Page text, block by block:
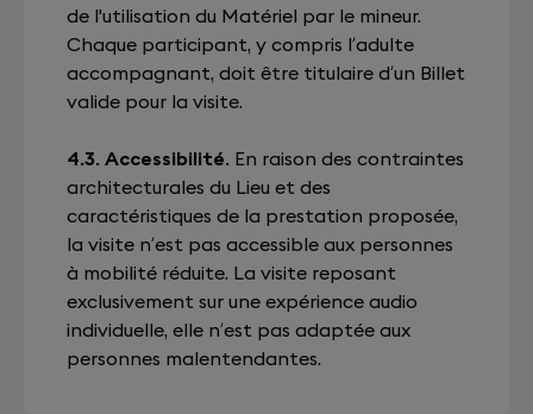
de l'utilisation du Matériel par le mineur.
Chaque participant, y compris l’adulte
accompagnant, doit être titulaire d’un Billet
valide pour la visite.
4.3. Accessibilité. En raison des contraintes
architecturales du Lieu et des
caractéristiques de la prestation proposée,
la visite n’est pas accessible aux personnes
à mobilité réduite. La visite reposant
exclusivement sur une expérience audio
individuelle, elle n’est pas adaptée aux
personnes malentendantes.